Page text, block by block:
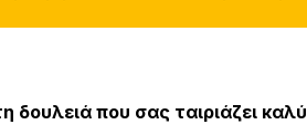
δουλειά που σας ταιριάζει